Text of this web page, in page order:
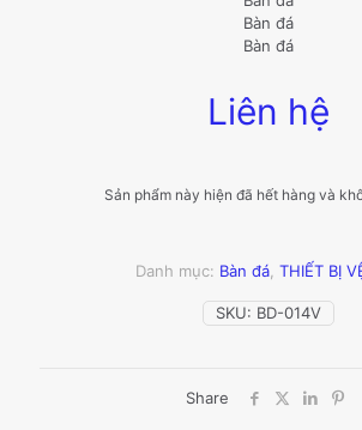
Bàn đá
Bàn đá
Liên hệ
Sản phẩm này hiện đã hết hàng và
SKU: BD-014V
Danh mục: Bàn đá, THIẾT BỊ
Share